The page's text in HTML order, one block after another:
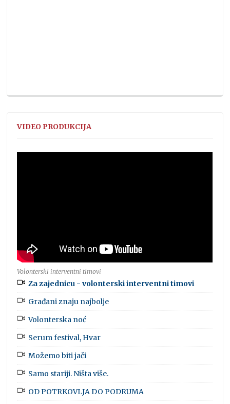
VIDEO PRODUKCIJA
Volonterski interventni timovi
Za zajednicu - volonterski interventni timovi
Građani znaju najbolje
Volonterska noć
Serum festival, Hvar
Možemo biti jači
Samo stariji. Ništa više.
OD POTRKOVLJA DO PODRUMA